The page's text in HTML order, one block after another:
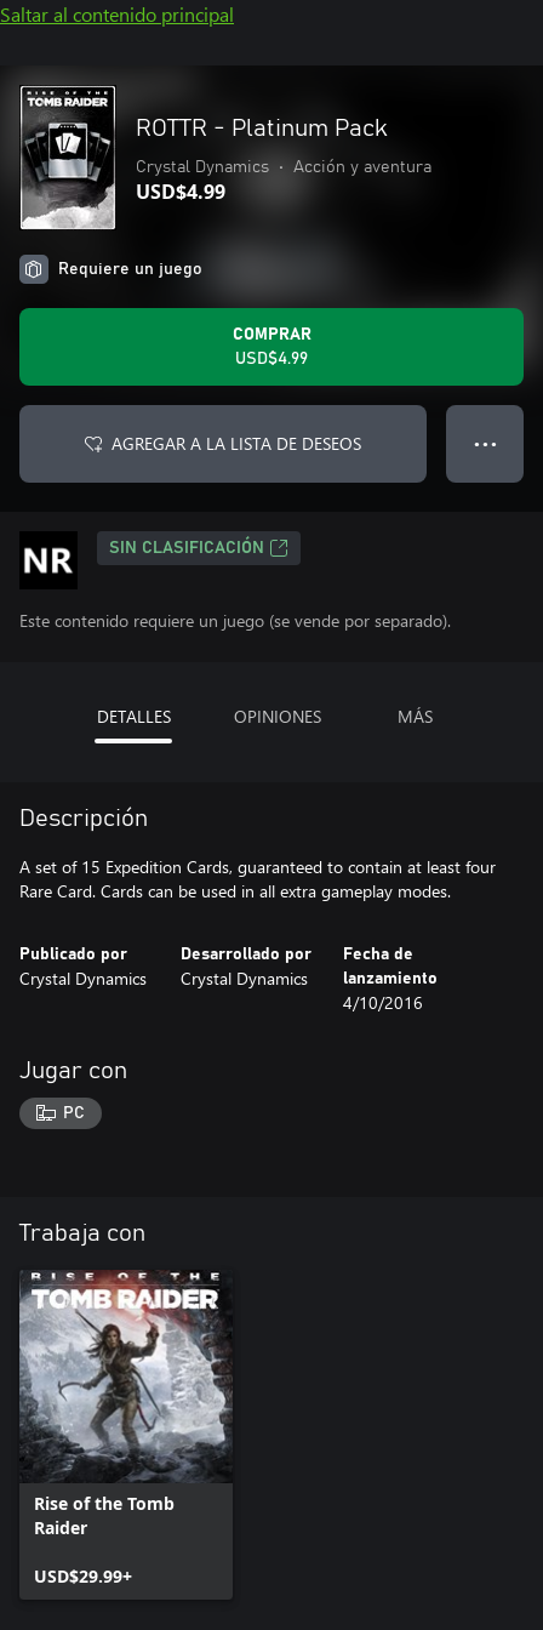
Saltar al contenido principal
ROTTR - Platinum Pack
Crystal Dynamics • Acción y aventura
USD$4.99
Requiere un juego
COMPRAR
USD$4.99
AGREGAR A LA LISTA DE DESEOS ● ● ●
SIN CLASIFICACIÓN
Este contenido requiere un juego (se vende por separado).
DETALLES OPINIONES MÁS
Descripción
A set of 15 Expedition Cards, guaranteed to contain at least four
Rare Card. Cards can be used in all extra gameplay modes.
Publicado por
Crystal Dynamics
Desarrollado por
Crystal Dynamics
Fecha de
lanzamiento
4/10/2016
Jugar con
PC
Trabaja con
Rise of the Tomb
Raider
USD$29.99+